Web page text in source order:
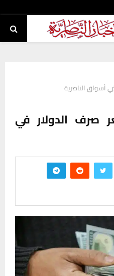
أسواق الناصرية
صرف الدولار في